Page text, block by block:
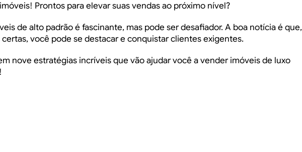
Prontos para elevar suas vendas ao próximo nível?
de alto padrão é fascinante, mas pode ser desafiador. A boa notícia é que,
você pode se destacar e conquistar clientes exigentes.
nove estratégias incríveis que vão ajudar você a vender imóveis de luxo